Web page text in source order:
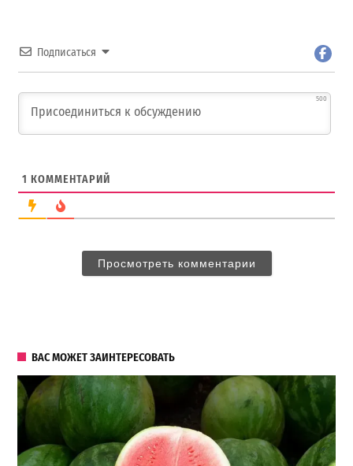
Подписаться
500
1 КОММЕНТАРИЙ
Просмотреть комментарии
ВАС МОЖЕТ ЗАИНТЕРЕСОВАТЬ